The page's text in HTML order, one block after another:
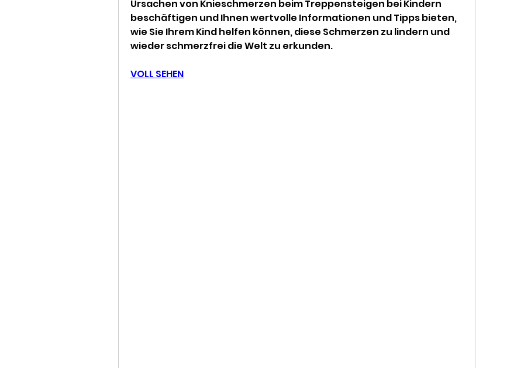
Ursachen von Knieschmerzen beim Treppensteigen bei Kindern
beschäftigen und Ihnen wertvolle Informationen und Tipps bieten,
wie Sie Ihrem Kind helfen können, diese Schmerzen zu lindern und
wieder schmerzfrei die Welt zu erkunden.
VOLL SEHEN